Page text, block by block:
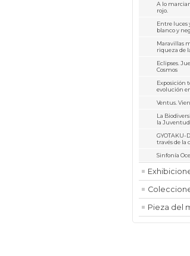
A lo
rojo.
Entre luces
blanco y
Maravillas
riqueza de
Eclipses.
Cosmos
Exposición
evolución
Ventus.
La
la Juventud
GYOTAKU-
través de la
Sinfonía
Pieza del